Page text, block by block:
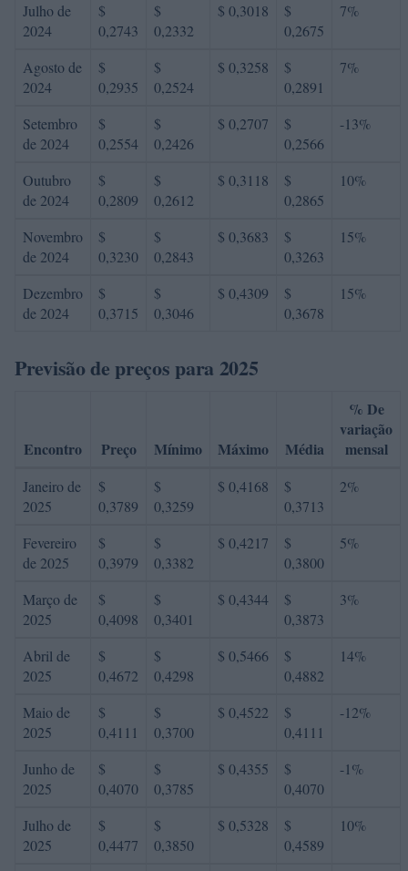
Julho de
2024
$
0,2743
$
0,2332
$ 0,3018
$
0,2675
7%
Agosto de
2024
$
0,2935
$
0,2524
$ 0,3258
$
0,2891
7%
Setembro
de 2024
$
0,2554
$
0,2426
$ 0,2707
$
0,2566
-13%
Outubro
de 2024
$
0,2809
$
0,2612
$ 0,3118
$
0,2865
10%
Novembro
de 2024
$
0,3230
$
0,2843
$ 0,3683
$
0,3263
15%
Dezembro
de 2024
$
0,3715
$
0,3046
$ 0,4309
$
0,3678
15%
Previsão de preços para 2025
Encontro Preço Mínimo Máximo Média
% De
variação
mensal
Janeiro de
2025
$
0,3789
$
0,3259
$ 0,4168
$
0,3713
2%
Fevereiro
de 2025
$
0,3979
$
0,3382
$ 0,4217
$
0,3800
5%
Março de
2025
$
0,4098
$
0,3401
$ 0,4344
$
0,3873
3%
Abril de
2025
$
0,4672
$
0,4298
$ 0,5466
$
0,4882
14%
Maio de
2025
$
0,4111
$
0,3700
$ 0,4522
$
0,4111
-12%
Junho de
2025
$
0,4070
$
0,3785
$ 0,4355
$
0,4070
-1%
Julho de
2025
$
0,4477
$
0,3850
$ 0,5328
$
0,4589
10%